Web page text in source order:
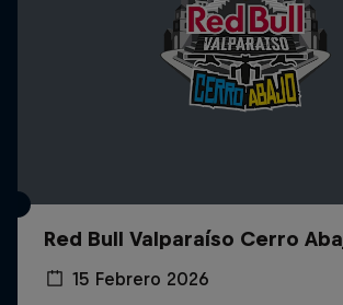
Red Bull Valparaíso Cerro
15 Febrero 2026